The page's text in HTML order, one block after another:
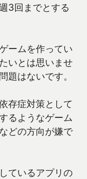
3回までとする
ームを作ってい
いとは思いませ
題はないです。
存症対策として
るようなゲーム
どの方向が嫌で
ているアプリの